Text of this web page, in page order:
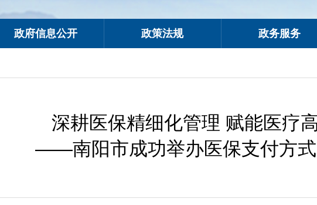
政府信息公开 政策法规 政务服务
深耕医保精细化管理 赋能医疗
——南阳市成功举办医保支付方